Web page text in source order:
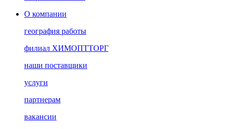
О компании
география работы
филиал ХИМОПТТОРГ
наши поставщики
услуги
партнерам
вакансии